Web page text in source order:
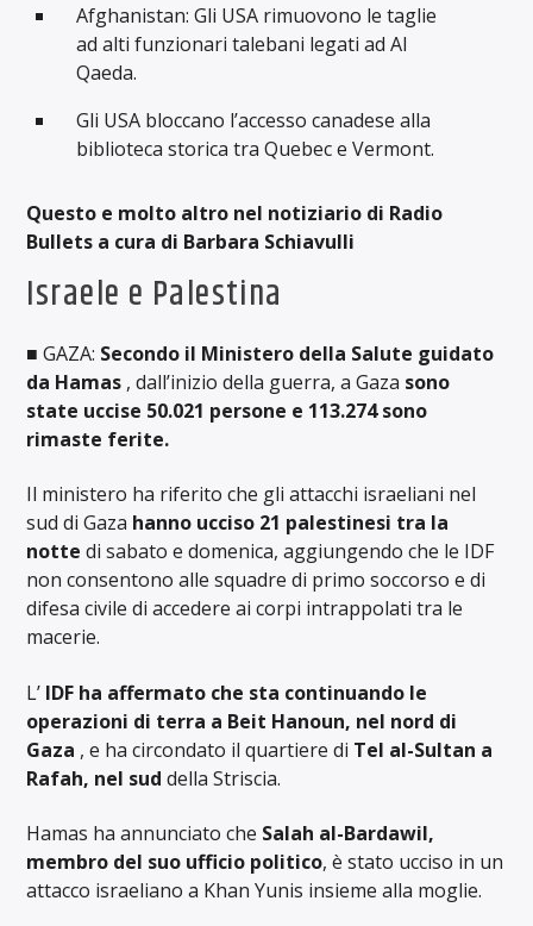
Afghanistan: Gli USA rimuovono le taglie
ad alti funzionari talebani legati ad Al
Qaeda.
Gli USA bloccano l’accesso canadese alla
biblioteca storica tra Quebec e Vermont.
Questo e molto altro nel notiziario di Radio
Bullets a cura di Barbara Schiavulli
Israele e Palestina
■ GAZA: Secondo il Ministero della Salute guidato
da Hamas , dall’inizio della guerra, a Gaza sono
state uccise 50.021 persone e 113.274 sono
rimaste ferite.
Il ministero ha riferito che gli attacchi israeliani nel
sud di Gaza hanno ucciso 21 palestinesi tra la
notte di sabato e domenica, aggiungendo che le IDF
non consentono alle squadre di primo soccorso e di
difesa civile di accedere ai corpi intrappolati tra le
macerie.
L’ IDF ha affermato che sta continuando le
operazioni di terra a Beit Hanoun, nel nord di
Gaza , e ha circondato il quartiere di Tel al-Sultan a
Rafah, nel sud della Striscia.
Hamas ha annunciato che Salah al-Bardawil,
membro del suo ufficio politico, è stato ucciso in un
attacco israeliano a Khan Yunis insieme alla moglie.